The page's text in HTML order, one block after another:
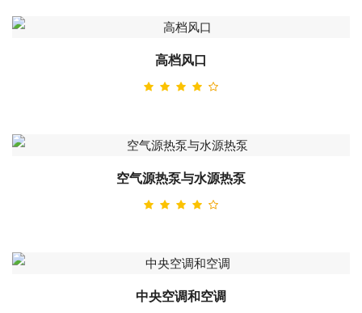
高档风口
空气源热泵与水源热泵
中央空调和空调